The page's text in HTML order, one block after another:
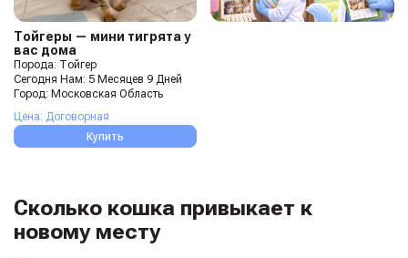
Тойгеры — мини тигрята у
вас дома
Порода: Тойгер
Сегодня Нам: 5 Месяцев 9 Дней
Город: Московская Область
Цена: Договорная
Купить
Сколько кошка привыкает к
новому месту